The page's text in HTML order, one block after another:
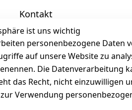
ist uns wichtig
personenbezogene Daten
auf unsere Website zu
Die
das Recht, nicht einzuwilligen
Verwendung
Kontakt
+49 (0)6185 2457
Mail: info@selected-
Unter den Weingärten 42
63546 Hammersbach